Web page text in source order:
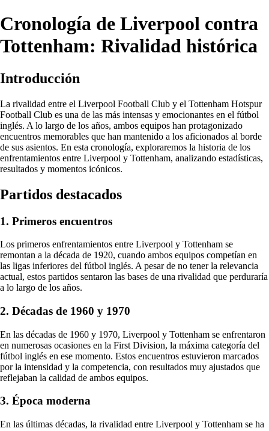
Cronología de Liverpool contra
Tottenham: Rivalidad histórica
Introducción
La rivalidad entre el Liverpool Football Club y el Tottenham Hotspur
Football Club es una de las más intensas y emocionantes en el fútbol
inglés. A lo largo de los años, ambos equipos han protagonizado
encuentros memorables que han mantenido a los aficionados al borde
de sus asientos. En esta cronología, exploraremos la historia de los
enfrentamientos entre Liverpool y Tottenham, analizando estadísticas,
resultados y momentos icónicos.
Partidos destacados
1. Primeros encuentros
Los primeros enfrentamientos entre Liverpool y Tottenham se
remontan a la década de 1920, cuando ambos equipos competían en
las ligas inferiores del fútbol inglés. A pesar de no tener la relevancia
actual, estos partidos sentaron las bases de una rivalidad que perduraría
a lo largo de los años.
2. Décadas de 1960 y 1970
En las décadas de 1960 y 1970, Liverpool y Tottenham se enfrentaron
en numerosas ocasiones en la First Division, la máxima categoría del
fútbol inglés en ese momento. Estos encuentros estuvieron marcados
por la intensidad y la competencia, con resultados muy ajustados que
reflejaban la calidad de ambos equipos.
3. Época moderna
En las últimas décadas, la rivalidad entre Liverpool y Tottenham se ha